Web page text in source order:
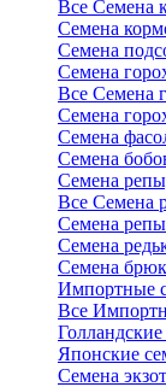
Все Семена
Семена
Семена
Семена
Все Семена
Семена
Семена
Семена
Семена
Все Семена
Семена репы
Семена
Семена
Импортные
Все
Японские
Семена